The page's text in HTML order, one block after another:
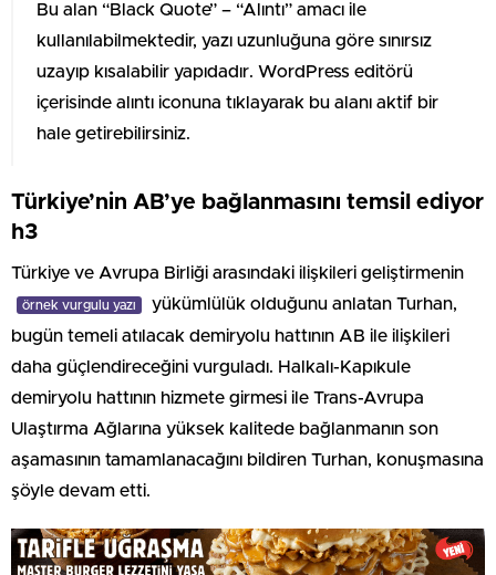
Bu alan “Black Quote” – “Alıntı” amacı ile
kullanılabilmektedir, yazı uzunluğuna göre sınırsız
uzayıp kısalabilir yapıdadır. WordPress editörü
içerisinde alıntı iconuna tıklayarak bu alanı aktif bir
hale getirebilirsiniz.
Türkiye’nin AB’ye bağlanmasını temsil ediyor
h3
Türkiye ve Avrupa Birliği arasındaki ilişkileri geliştirmenin
örnek vurgulu yazı
yükümlülük olduğunu anlatan Turhan,
bugün temeli atılacak demiryolu hattının AB ile ilişkileri
daha güçlendireceğini vurguladı. Halkalı-Kapıkule
demiryolu hattının hizmete girmesi ile Trans-Avrupa
Ulaştırma Ağlarına yüksek kalitede bağlanmanın son
aşamasının tamamlanacağını bildiren Turhan, konuşmasına
şöyle devam etti.